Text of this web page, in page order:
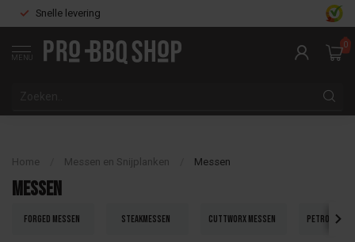
Snelle levering
MENU
0
Home Messen en Snijplanken Messen
Messen
Forged messen Steakmessen Cuttworx messen Petromax